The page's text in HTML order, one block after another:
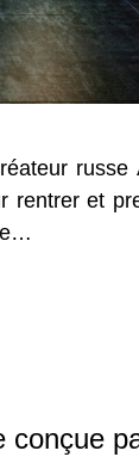
russe
rentrer et